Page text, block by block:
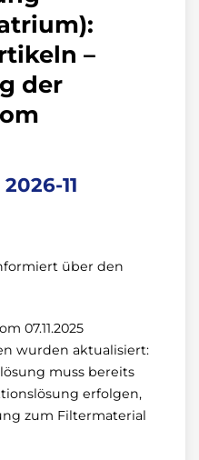
–
der
11
über den
07.11.2025
wurden aktualisiert:
muss bereits
erfolgen,
zum Filtermaterial